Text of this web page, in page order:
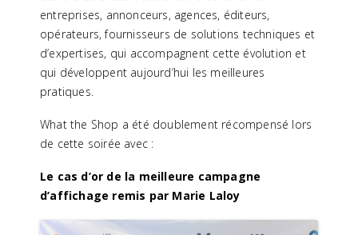
entreprises, annonceurs, agences, éditeurs,
opérateurs, fournisseurs de solutions techniques et
d’expertises, qui accompagnent cette évolution et
qui développent aujourd’hui les meilleures
pratiques.
What the Shop a été doublement récompensé lors
de cette soirée avec :
Le cas d’or de la meilleure campagne
d’affichage remis par Marie Laloy